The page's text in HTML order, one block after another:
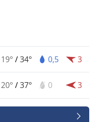
19° /34° 0,5 3
20° /37° 0 3